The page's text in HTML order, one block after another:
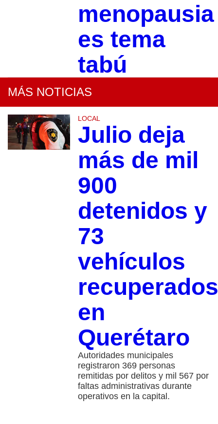
menopausia
es tema
tabú
MÁS NOTICIAS
LOCAL
Julio deja
más de mil
900
detenidos y
73
vehículos
recuperados
en
Querétaro
Autoridades municipales
registraron 369 personas
remitidas por delitos y mil 567 por
faltas administrativas durante
operativos en la capital.